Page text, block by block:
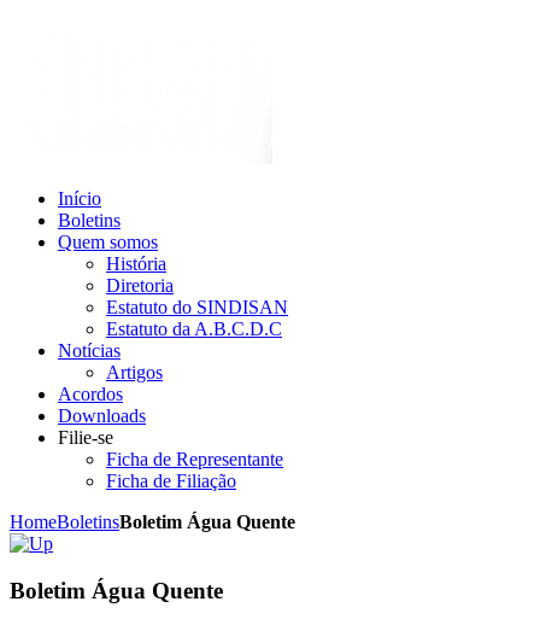
Início
Boletins
Quem somos
História
Diretoria
Estatuto do SINDISAN
Estatuto da A.B.C.D.C
Notícias
Artigos
Acordos
Downloads
Filie-se
Ficha de Representante
Ficha de Filiação
HomeBoletinsBoletim Água Quente
Boletim Água Quente